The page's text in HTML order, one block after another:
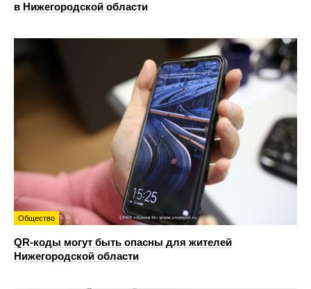
в Нижегородской области
Общество
QR-коды могут быть опасны для жителей
Нижегородской области